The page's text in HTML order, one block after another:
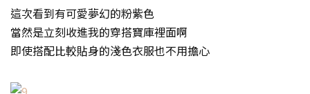
這次看到有可愛夢幻的粉紫色
當然是立刻收進我的穿搭寶庫裡面啊
即使搭配比較貼身的淺色衣服也不用擔心